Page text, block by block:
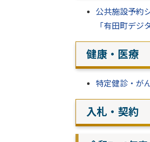
公共施設予約
「有田町デジ
健康・医療
特定健診・が
入札・契約